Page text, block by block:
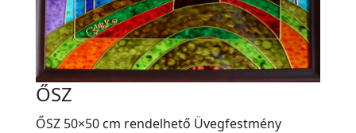
ŐSZ
ŐSZ 50×50 cm rendelhető Üvegfestmény